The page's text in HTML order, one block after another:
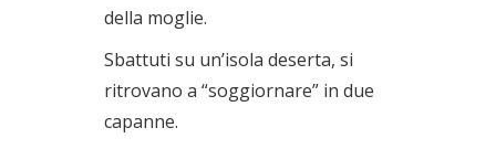
della moglie.
Sbattuti su un’isola deserta, si
ritrovano a “soggiornare” in due
capanne.